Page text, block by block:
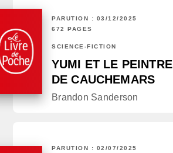
PARUTION : 03/12/2025
672 PAGES
SCIENCE-FICTION
YUMI ET LE PEINTRE
DE CAUCHEMARS
Brandon Sanderson
PARUTION : 02/07/2025